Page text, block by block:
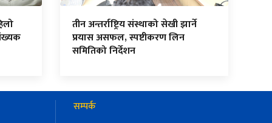
तीन अन्तर्राष्ट्रिय संस्थाको सेखी झार्ने
प्रयास असफल, स्पष्टीकरण लिन
समितिको निर्देशन
सम्पर्क